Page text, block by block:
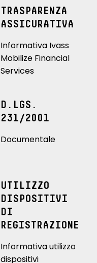
TRASPARENZA
ASSICURATIVA
Informativa Ivass
Mobilize Financial
Services
D.LGS.
231/2001
Documentale
UTILIZZO
DISPOSITIVI
DI
REGISTRAZIONE
Informativa utilizzo
dispositivi